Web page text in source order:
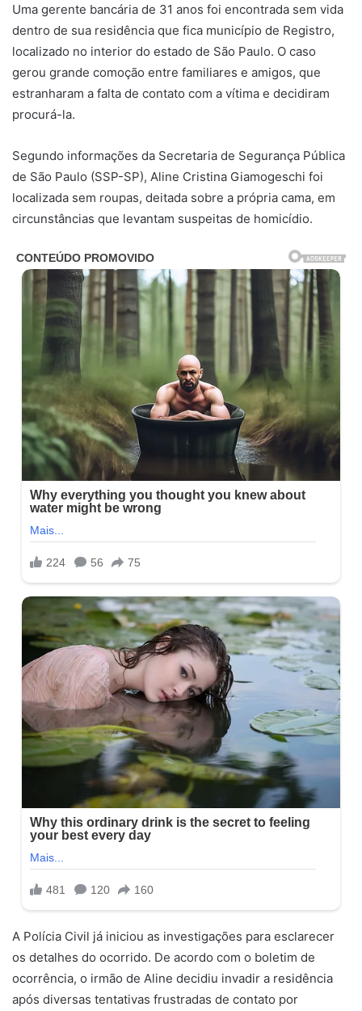
Uma gerente bancária de 31 anos foi encontrada sem vida
dentro de sua residência que fica município de Registro,
localizado no interior do estado de São Paulo. O caso
gerou grande comoção entre familiares e amigos, que
estranharam a falta de contato com a vítima e decidiram
procurá-la.
Segundo informações da Secretaria de Segurança Pública
de São Paulo (SSP-SP), Aline Cristina Giamogeschi foi
localizada sem roupas, deitada sobre a própria cama, em
circunstâncias que levantam suspeitas de homicídio.
A Polícia Civil já iniciou as investigações para esclarecer
os detalhes do ocorrido. De acordo com o boletim de
ocorrência, o irmão de Aline decidiu invadir a residência
após diversas tentativas frustradas de contato por